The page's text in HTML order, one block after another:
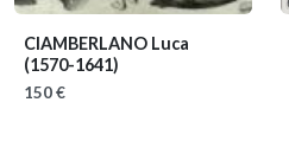
CIAMBERLANO Luca
(1570-1641)
150 €